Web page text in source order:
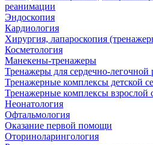
реанимации
Эндоскопия
Кардиология
Хирургия, лапароскопия
Косметология
Манекены-тренажеры
Тренажеры для сердечно-
Тренажерные комплексы детской
Тренажерные комплексы взрослой
Неонатология
Офтальмология
Оказание первой помощи
Оториноларингология